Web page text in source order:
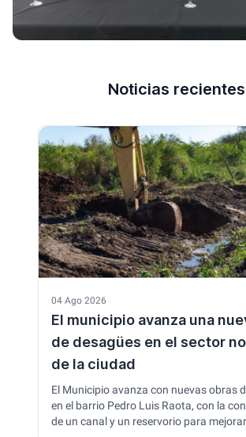
Noticias recientes
04 Ago 2026
El municipio avanza una
de desagües en el sector
de la ciudad
El Municipio avanza con nuevas obras
en el barrio Pedro Luis Raota, con la
de un canal y un reservorio para